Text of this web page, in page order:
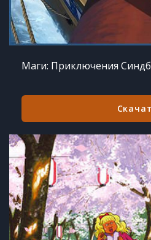
Маги: Приключения